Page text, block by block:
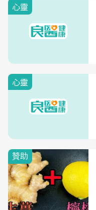
心靈
心靈